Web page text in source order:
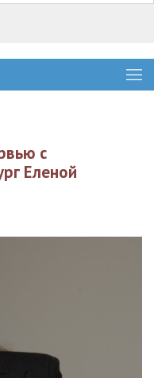
с
Еленой